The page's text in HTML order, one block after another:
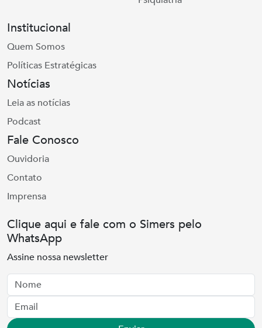
Institucional
Quem Somos
Políticas Estratégicas
Notícias
Leia as notícias
Podcast
Fale Conosco
Ouvidoria
Contato
Imprensa
Clique aqui e fale com o Simers pelo
WhatsApp
Assine nossa newsletter
Nome
Email